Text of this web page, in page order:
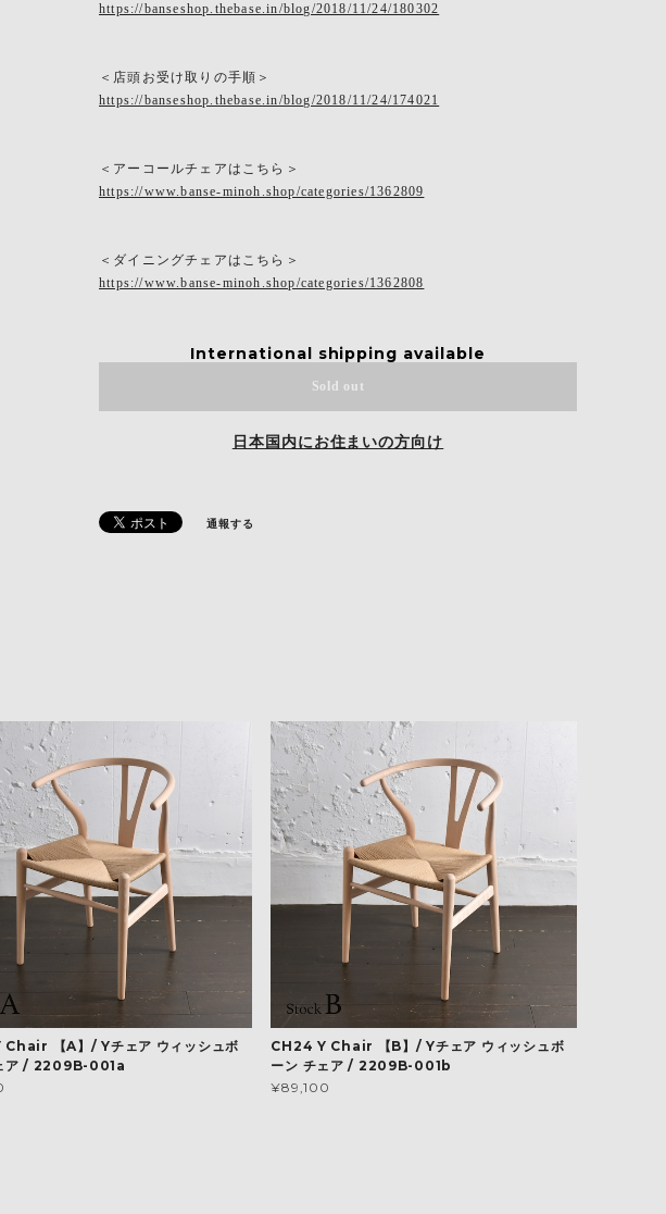
https://banseshop.thebase.in/blog/2018/11/24/180302
＜店頭お受け取りの手順＞
https://banseshop.thebase.in/blog/2018/11/24/174021
＜アーコールチェアはこちら＞
https://www.banse-minoh.shop/categories/1362809
＜ダイニングチェアはこちら＞
https://www.banse-minoh.shop/categories/1362808
International shipping available
Sold out
日本国内にお住まいの方向け
通報する
【A】/ Yチェア ウィッシュボ
ア / 2209B-001a
CH24 Y Chair 【B】/ Yチェア ウィッシュボ
ーン チェア / 2209B-001b
¥89,100